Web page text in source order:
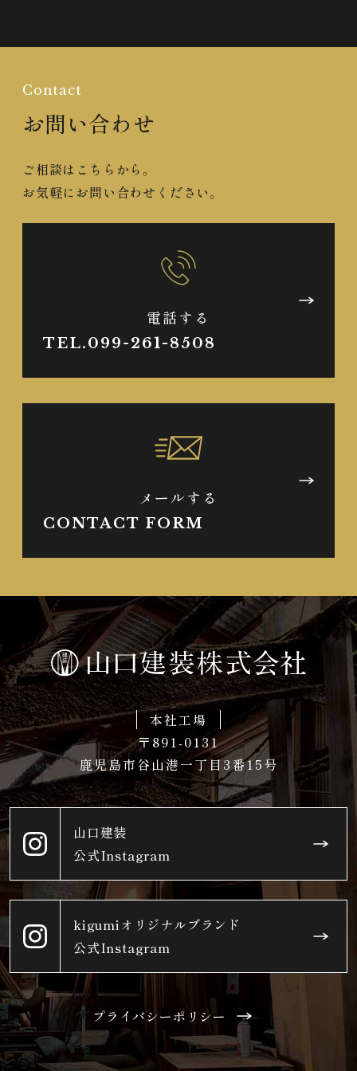
Contact
お問い合わせ
ご相談はこちらから。
お気軽にお問い合わせください。
電話する
TEL.099-261-8508
メールする
CONTACT FORM
本社工場
〒891-0131
鹿児島市谷山港一丁目3番15号
山口建装
公式Instagram
kigumiオリジナルブランド
公式Instagram
プライバシーポリシー